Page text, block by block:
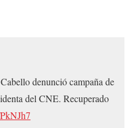
denunció campaña de
del CNE. Recuperado